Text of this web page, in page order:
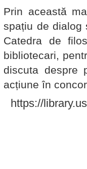
Prin această
spațiu de dialog
Catedra de
bibliotecari,
discuta despre
acțiune în
https://